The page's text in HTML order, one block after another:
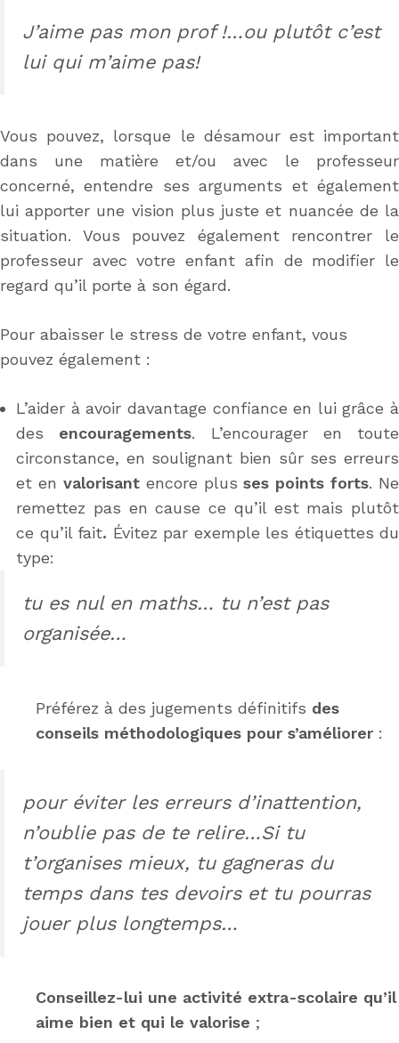
J’aime pas mon prof !…ou plutôt c’est
lui qui m’aime pas!
Vous pouvez, lorsque le désamour est important
dans une matière et/ou avec le professeur
concerné, entendre ses arguments et également
lui apporter une vision plus juste et nuancée de la
situation. Vous pouvez également rencontrer le
professeur avec votre enfant afin de modifier le
regard qu’il porte à son égard.
Pour abaisser le stress de votre enfant, vous
pouvez également :
L’aider à avoir davantage confiance en lui grâce à
des encouragements. L’encourager en toute
circonstance, en soulignant bien sûr ses erreurs
et en valorisantencore plusses points forts. Ne
remettez pas en cause ce qu’il est mais plutôt
ce qu’il fait. Évitez par exemple les étiquettes du
type:
tu es nul en maths… tu n’est pas
organisée…
Préférez à des jugements définitifs des
conseils méthodologiques pour s’améliorer :
pour éviter les erreurs d’inattention,
n’oublie pas de te relire…Si tu
t’organises mieux, tu gagneras du
temps dans tes devoirs et tu pourras
jouer plus longtemps…
Conseillez-lui une activité extra-scolaire qu’il
aime bien et qui le valorise ;